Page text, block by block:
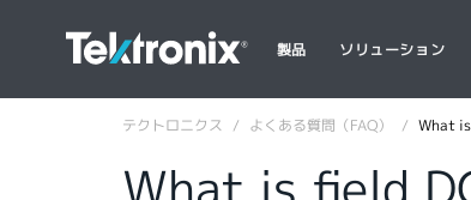
製品 ソリューション
テクトロニクス よくある質問（FAQ） What